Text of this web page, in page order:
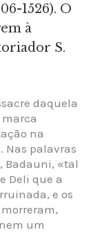
1526). O
à
S.
daquela
na
Nas palavras
Badauni, «tal
Deli que a
e os
um